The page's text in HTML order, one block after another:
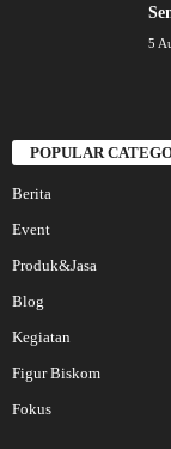
5
POPULAR
Berita
Event
Produk&Jasa
Blog
Kegiatan
Figur Biskom
Fokus